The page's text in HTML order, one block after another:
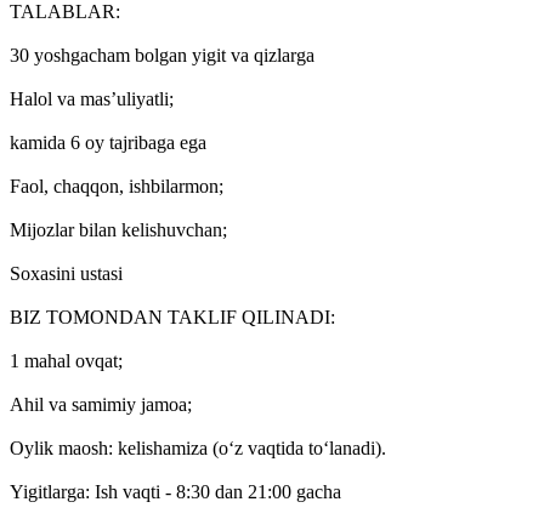
TALABLAR:
30 yoshgacham bolgan yigit va qizlarga
Halol va mas’uliyatli;
kamida 6 oy tajribaga ega
Faol, chaqqon, ishbilarmon;
Mijozlar bilan kelishuvchan;
Soxasini ustasi
BIZ TOMONDAN TAKLIF QILINADI:
1 mahal ovqat;
Ahil va samimiy jamoa;
Oylik maosh: kelishamiza (o‘z vaqtida to‘lanadi).
Yigitlarga: Ish vaqti - 8:30 dan 21:00 gacha